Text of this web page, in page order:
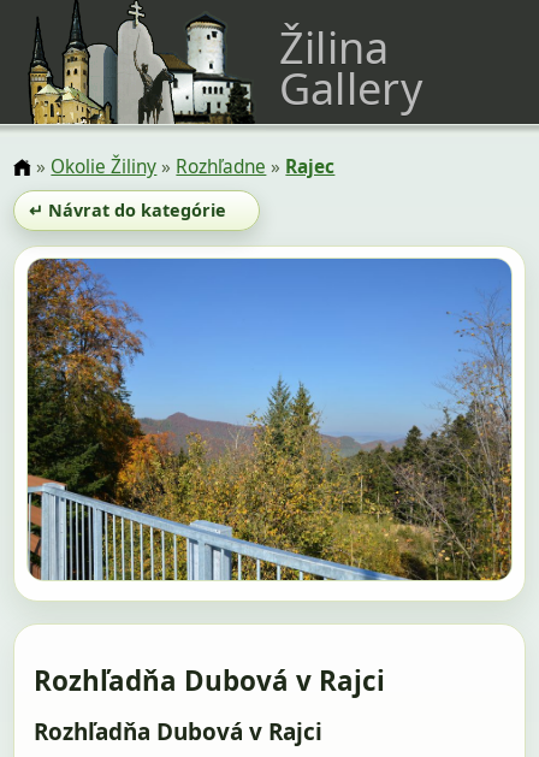
Žilina
Gallery
» Okolie Žiliny» Rozhľadne » Rajec
↵ Návrat do kategórie
Rozhľadňa Dubová v Rajci
Rozhľadňa Dubová v Rajci